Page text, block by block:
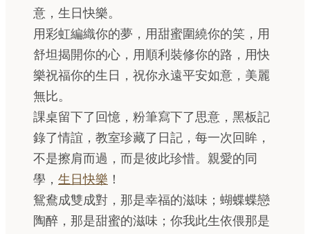
意，生日快樂。
用彩虹編織你的夢，用甜蜜圍繞你的笑，用
舒坦揭開你的心，用順利裝修你的路，用快
樂祝福你的生日，祝你永遠平安如意，美麗
無比。
課桌留下了回憶，粉筆寫下了思意，黑板記
錄了情誼，教室珍藏了日記，每一次回眸，
不是擦肩而過，而是彼此珍惜。親愛的同
學， 生日快樂 ！
鴛鴦成雙成對，那是幸福的滋味；蝴蝶蝶戀
陶醉，那是甜蜜的滋味；你我此生依偎那是